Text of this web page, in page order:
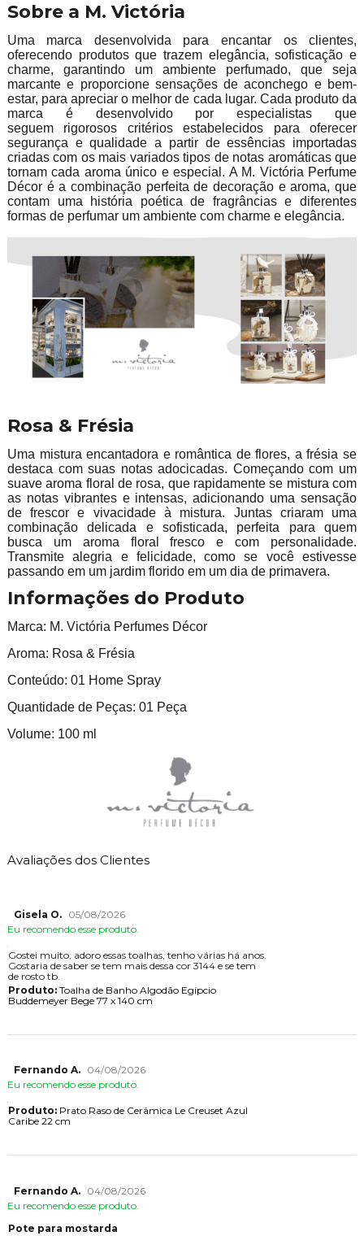
Sobre a M. Victória
Uma marca desenvolvida para encantar os clientes,
oferecendo produtos que trazem elegância, sofisticação e
charme, garantindo um ambiente perfumado, que seja
marcante e proporcione sensações de aconchego e bem-
estar, para apreciar o melhor de cada lugar. Cada produto da
marca é desenvolvido por especialistas que
seguem rigorosos critérios estabelecidos para oferecer
segurança e qualidade a partir de essências importadas
criadas com os mais variados tipos de notas aromáticas que
tornam cada aroma único e especial. A M. Victória Perfume
Décor é a combinação perfeita de decoração e aroma, que
contam uma história poética de fragrâncias e diferentes
formas de perfumar um ambiente com charme e elegância.
Rosa & Frésia
Uma mistura encantadora e romântica de flores, a frésia se
destaca com suas notas adocicadas. Começando com um
suave aroma floral de rosa, que rapidamente se mistura com
as notas vibrantes e intensas, adicionando uma sensação
de frescor e vivacidade à mistura. Juntas criaram uma
combinação delicada e sofisticada, perfeita para quem
busca um aroma floral fresco e com personalidade.
Transmite alegria e felicidade, como se você estivesse
passando em um jardim florido em um dia de primavera.
Informações do Produto
Marca: M. Victória Perfumes Décor
Aroma: Rosa & Frésia
Conteúdo: 01 Home Spray
Quantidade de Peças: 01 Peça
Volume: 100 ml
Avaliações dos Clientes
Gisela O.
05/08/2026
Eu recomendo esse produto.
Gostei muito, adoro essas toalhas, tenho várias há anos.
Gostaria de saber se tem mais dessa cor 3144 e se tem
de rosto tb.
Produto:Toalha de Banho Algodão Egípcio
Buddemeyer Bege 77 x 140 cm
Fernando A.
04/08/2026
Eu recomendo esse produto.
Produto:Prato Raso de Cerâmica Le Creuset Azul
Caribe 22 cm
Fernando A.
04/08/2026
Eu recomendo esse produto.
Pote para mostarda